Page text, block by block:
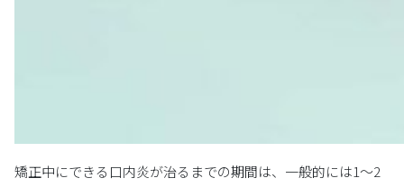
矯正中にできる口内炎が治るまでの期間は、一般的には1〜2